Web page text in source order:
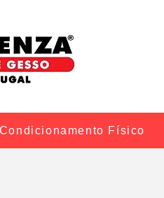
Condicionamento Físico